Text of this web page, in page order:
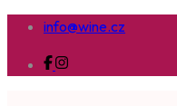
info@wine.cz